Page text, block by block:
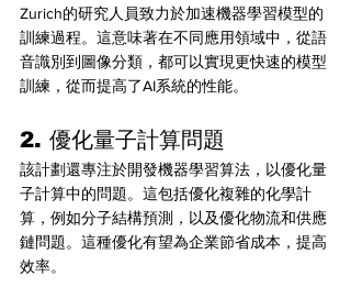
Zurich的研究人員致力於加速機器學習模型的
訓練過程。這意味著在不同應用領域中，從語
音識別到圖像分類，都可以實現更快速的模型
訓練，從而提高了AI系統的性能。
2. 優化量子計算問題
該計劃還專注於開發機器學習算法，以優化量
子計算中的問題。這包括優化複雜的化學計
算，例如分子結構預測，以及優化物流和供應
鏈問題。這種優化有望為企業節省成本，提高
效率。